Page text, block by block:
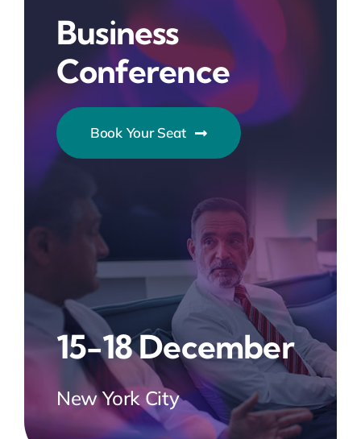
Business
Conference
Book Your Seat
15-18 December
New York City